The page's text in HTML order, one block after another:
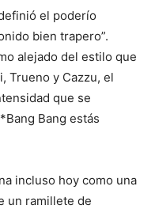
el poderío
bien trapero”.
alejado del estilo que
Trueno y Cazzu, el
que se
Bang estás
incluso hoy como una
un ramillete de